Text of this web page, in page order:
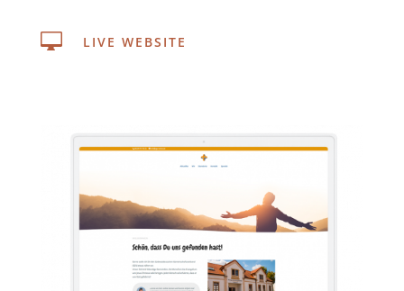
 LIVE WEBSITE